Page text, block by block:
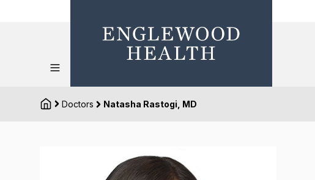
Doctors Natasha Rastogi, MD